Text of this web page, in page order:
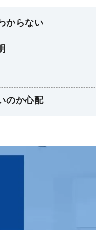
からない
のか心配